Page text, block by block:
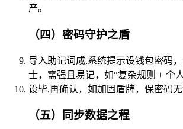
产。
（四）密码守护之盾
导入助记词成,系统提示设钱包密码
士，需强且易记，如“复杂规则 + 个
设毕,再确认，如加固盾牌，保密码无
（五）同步数据之程